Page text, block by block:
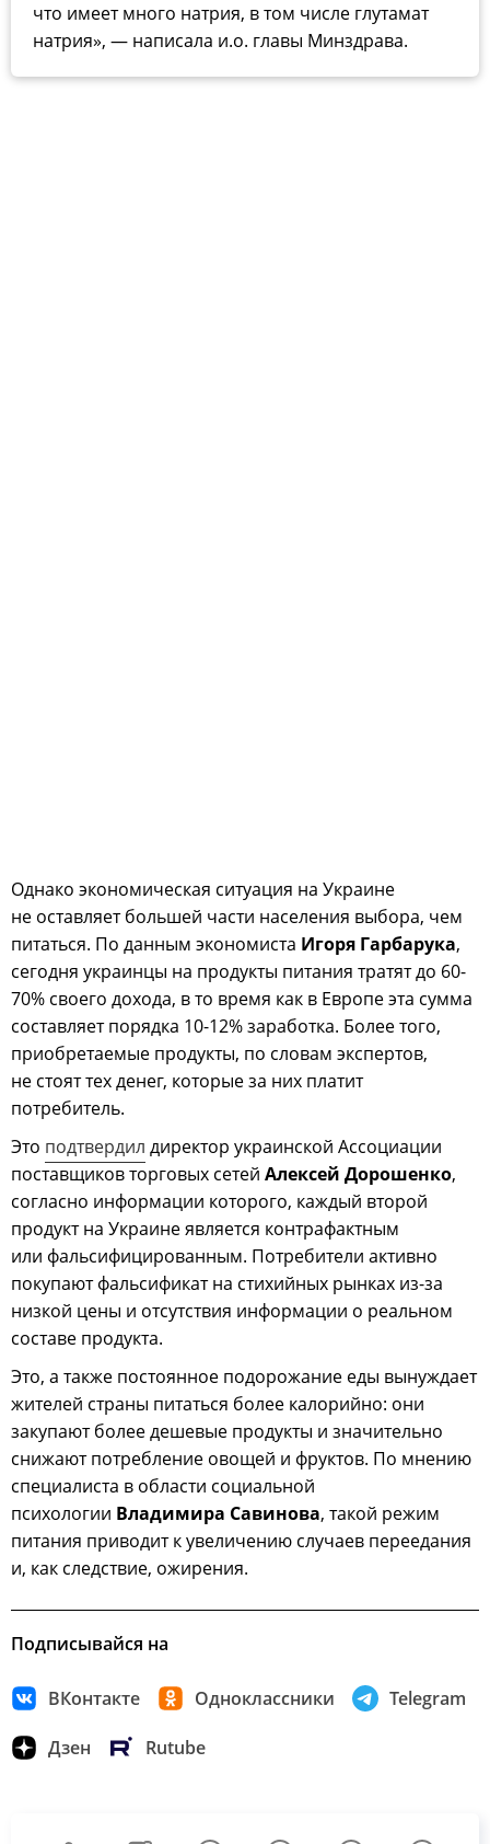
что имеет много натрия, в том числе глутамат
натрия», — написала и.о. главы Минздрава.
Однако экономическая ситуация на Украине
не оставляет большей части населения выбора, чем
питаться. По данным экономиста Игоря Гарбарука,
сегодня украинцы на продукты питания тратят до 60-
70% своего дохода, в то время как в Европе эта сумма
составляет порядка 10-12% заработка. Более того,
приобретаемые продукты, по словам экспертов,
не стоят тех денег, которые за них платит
потребитель.
Это подтвердил директор украинской Ассоциации
поставщиков торговых сетей Алексей Дорошенко,
согласно информации которого, каждый второй
продукт на Украине является контрафактным
или фальсифицированным. Потребители активно
покупают фальсификат на стихийных рынках из-за
низкой цены и отсутствия информации о реальном
составе продукта.
Это, а также постоянное подорожание еды вынуждает
жителей страны питаться более калорийно: они
закупают более дешевые продукты и значительно
снижают потребление овощей и фруктов. По мнению
специалиста в области социальной
психологии Владимира Савинова, такой режим
питания приводит к увеличению случаев переедания
и, как следствие, ожирения.
Подписывайся на
ВКонтакте Одноклассники Telegram
Дзен Rutube